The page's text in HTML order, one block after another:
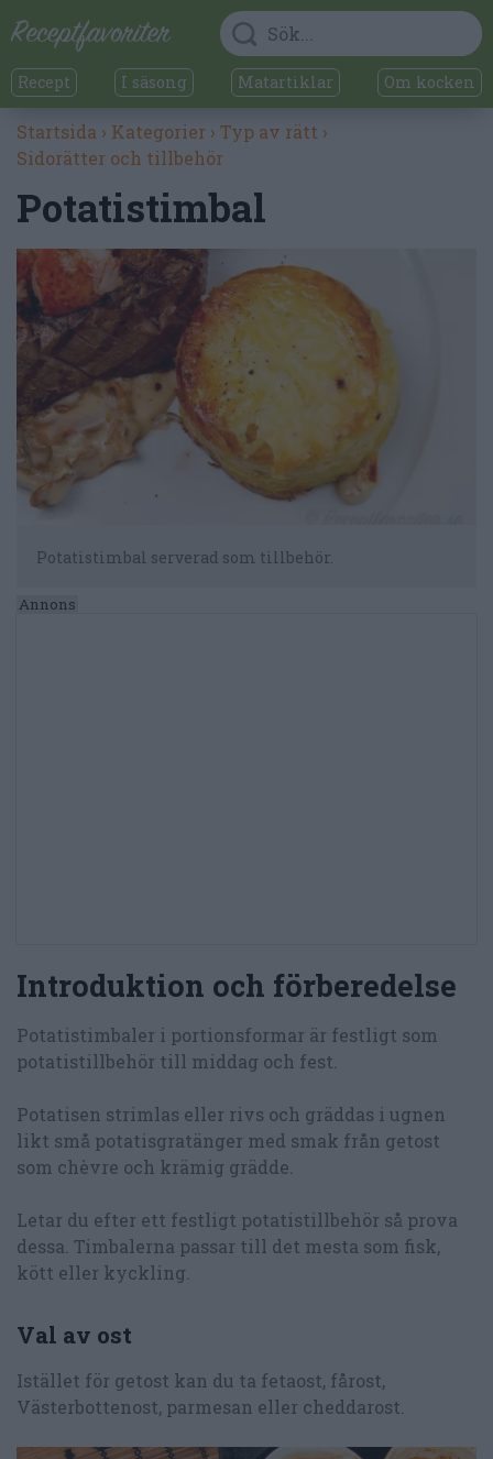
Recept I säsong Matartiklar Om kocken
Startsida › Kategorier › Typ av rätt ›
Sidorätter och tillbehör
Potatistimbal
Potatistimbal serverad som tillbehör.
Introduktion och förberedelse
Potatistimbaler i portionsformar är festligt som
potatistillbehör till middag och fest.
Potatisen strimlas eller rivs och gräddas i ugnen
likt små potatisgratänger med smak från getost
som chèvre och krämig grädde.
Letar du efter ett festligt potatistillbehör så prova
dessa. Timbalerna passar till det mesta som fisk,
kött eller kyckling.
Val av ost
Istället för getost kan du ta fetaost, fårost,
Västerbottenost, parmesan eller cheddarost.